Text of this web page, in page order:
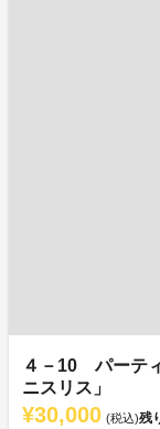
４－10 パーテ
ニスリス」
¥30,000 (税込)残